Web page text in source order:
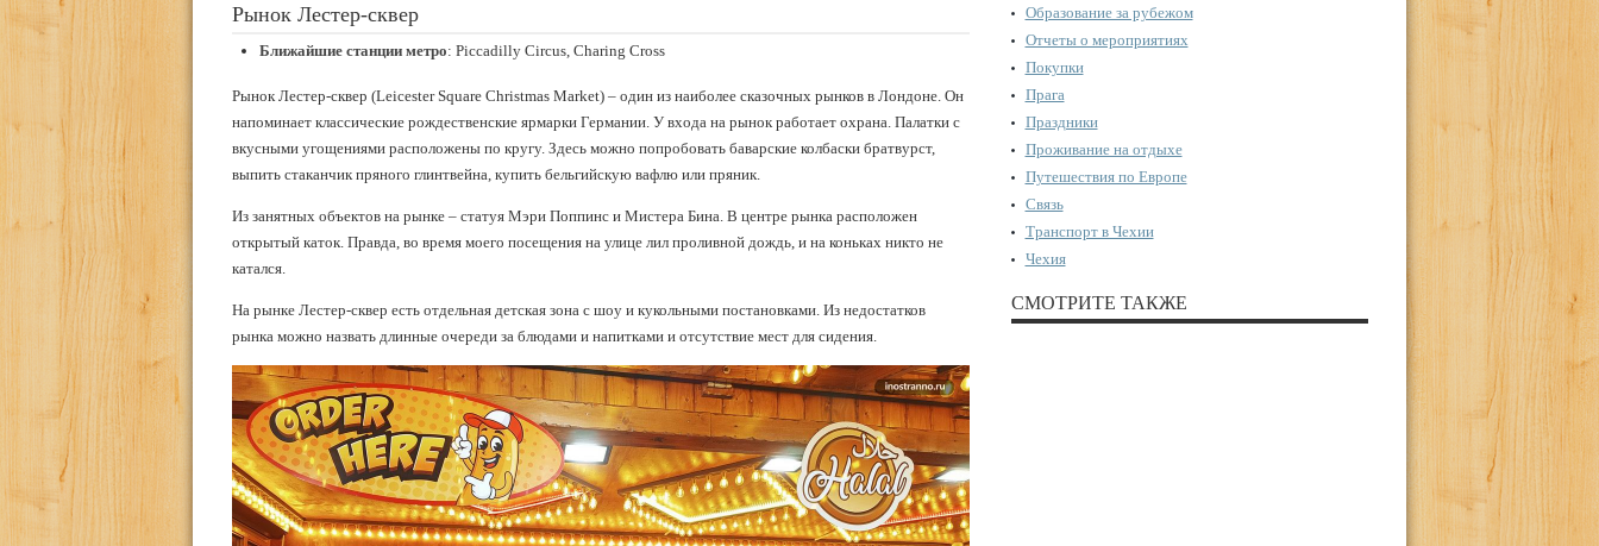
Рынок Лестер-сквер
Ближайшие станции метро: Piccadilly Circus, Charing Cross
Рынок Лестер-сквер (Leicester Square Christmas Market) – один из наиболее сказочных рынков в Лондоне. Он
напоминает классические рождественские ярмарки Германии. У входа на рынок работает охрана. Палатки с
вкусными угощениями расположены по кругу. Здесь можно попробовать баварские колбаски братвурст,
выпить стаканчик пряного глинтвейна, купить бельгийскую вафлю или пряник.
Из занятных объектов на рынке – статуя Мэри Поппинс и Мистера Бина. В центре рынка расположен
открытый каток. Правда, во время моего посещения на улице лил проливной дождь, и на коньках никто не
катался.
На рынке Лестер-сквер есть отдельная детская зона с шоу и кукольными постановками. Из недостатков
рынка можно назвать длинные очереди за блюдами и напитками и отсутствие мест для сидения.
Образование за рубежом
Отчеты о мероприятиях
Покупки
Прага
Праздники
Проживание на отдыхе
Путешествия по Европе
Связь
Транспорт в Чехии
Чехия
СМОТРИТЕ ТАКЖЕ